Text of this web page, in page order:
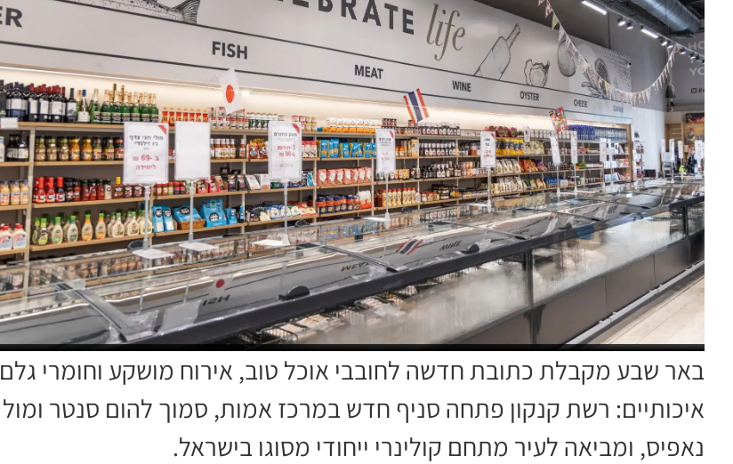
באר שבע מקבלת כתובת חדשה לחובבי אוכל טוב, אירוח מושקע וחומרי גלם
איכותיים: רשת קנקון פתחה סניף חדש במרכז אמות, סמוך להום סנטר ומול
נאפיס, ומביאה לעיר מתחם קולינרי ייחודי מסוגו בישראל.